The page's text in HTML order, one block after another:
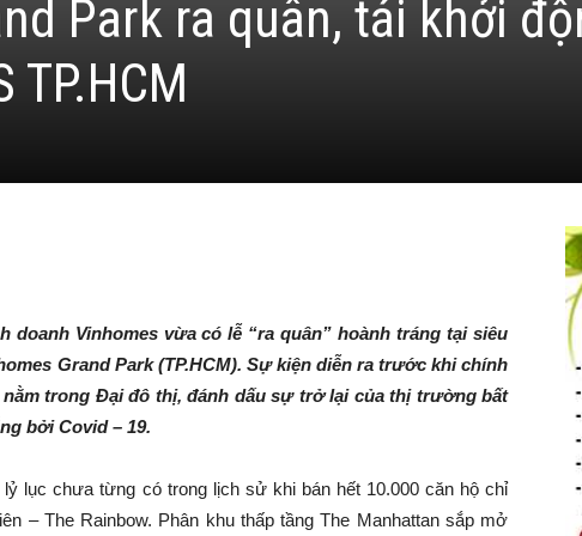
Park ra quân, tái khởi
doanh Vinhomes vừa có lễ “ra quân” hoành tráng tại siêu
Grand Park (TP.HCM). Sự kiện diễn ra trước khi chính
nằm trong Đại đô thị, đánh dấu sự trở lại của thị trường bất
bởi Covid – 19.
lục chưa từng có trong lịch sử khi bán hết 10.000 căn hộ chỉ
– The Rainbow. Phân khu thấp tầng The Manhattan sắp mở